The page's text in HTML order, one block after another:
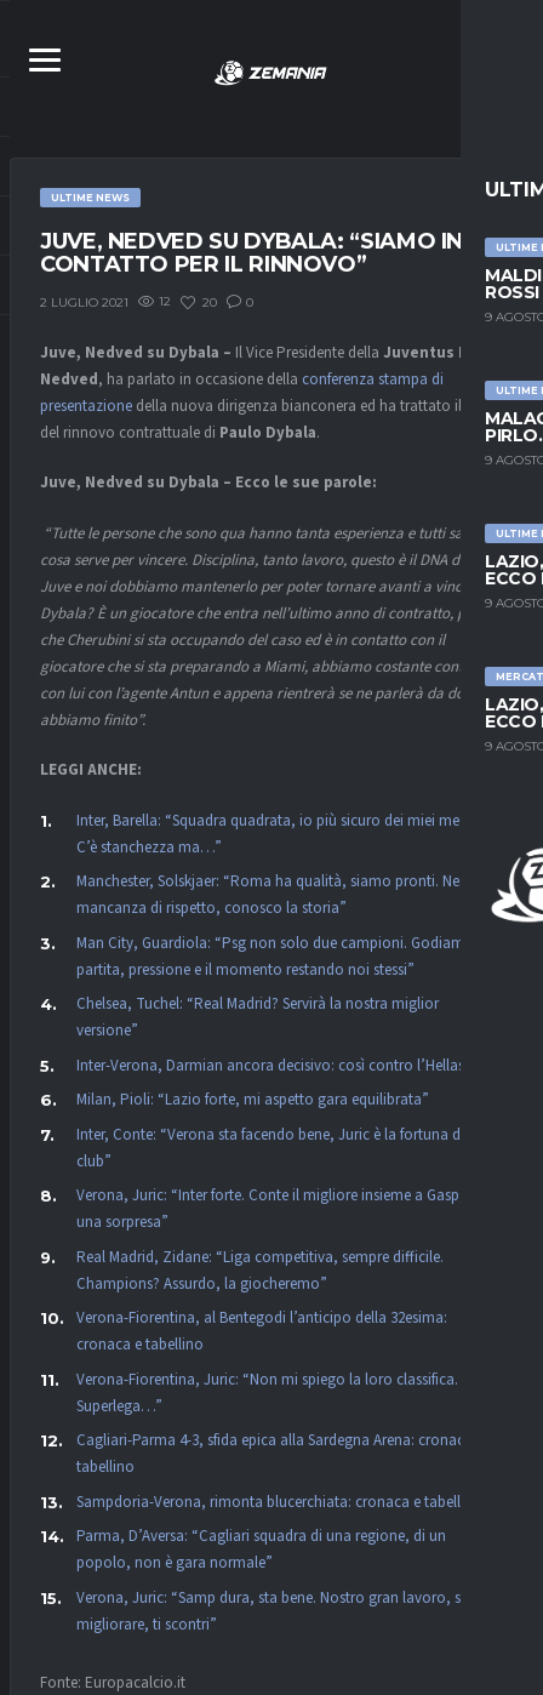
ULTIME
9
ULTIME
9
ULTIME
ECCO
9
ECCO
9
ULTIME NEWS
JUVE, NEDVED SU DYBALA: “SIAMO IN
CONTATTO PER IL RINNOVO”
2 LUGLIO 2021 12 20 0
Juve, Nedved su Dybala – Il Vice Presidente della Juventus Pavel
Nedved, ha parlato in occasione della conferenza stampa di
presentazione della nuova dirigenza bianconera ed ha trattato il tema
del rinnovo contrattuale di Paulo Dybala.
Juve, Nedved su Dybala – Ecco le sue parole:
“Tutte le persone che sono qua hanno tanta esperienza e tutti sanno
cosa serve per vincere. Disciplina, tanto lavoro, questo è il DNA della
Juve e noi dobbiamo mantenerlo per poter tornare avanti a vincerlo.
Dybala? È un giocatore che entra nell’ultimo anno di contratto, penso
che Cherubini si sta occupando del caso ed è in contatto con il
giocatore che si sta preparando a Miami, abbiamo costante contatto
con lui con l’agente Antun e appena rientrerà se ne parlerà da dove
abbiamo finito”.
LEGGI ANCHE:
Inter, Barella: “Squadra quadrata, io più sicuro dei miei mezzi.
C’è stanchezza ma…”
Manchester, Solskjaer: “Roma ha qualità, siamo pronti. Nessuna
mancanza di rispetto, conosco la storia”
Man City, Guardiola: “Psg non solo due campioni. Godiamoci la
partita, pressione e il momento restando noi stessi”
Chelsea, Tuchel: “Real Madrid? Servirà la nostra miglior
versione”
Inter-Verona, Darmian ancora decisivo: così contro l’Hellas
Milan, Pioli: “Lazio forte, mi aspetto gara equilibrata”
Inter, Conte: “Verona sta facendo bene, Juric è la fortuna dei
club”
Verona, Juric: “Inter forte. Conte il migliore insieme a Gasp, non
una sorpresa”
Real Madrid, Zidane: “Liga competitiva, sempre difficile.
Champions? Assurdo, la giocheremo”
Verona-Fiorentina, al Bentegodi l’anticipo della 32esima:
cronaca e tabellino
Verona-Fiorentina, Juric: “Non mi spiego la loro classifica. La
Superlega…”
Cagliari-Parma 4-3, sfida epica alla Sardegna Arena: cronaca e
tabellino
Sampdoria-Verona, rimonta blucerchiata: cronaca e tabellino
Parma, D’Aversa: “Cagliari squadra di una regione, di un
popolo, non è gara normale”
Verona, Juric: “Samp dura, sta bene. Nostro gran lavoro, se vuoi
migliorare, ti scontri”
Fonte: Europacalcio.it